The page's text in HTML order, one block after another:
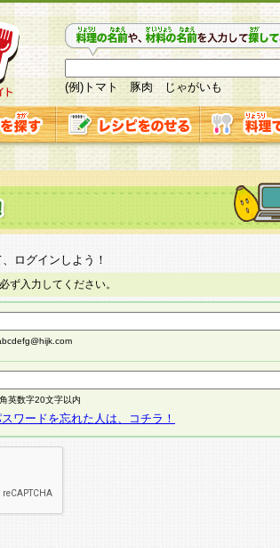
(例)トマト 豚肉 じゃがいも
ログインしよう！
ず入力してください。
英数字20文字以内
ワードを忘れた人は、コチラ！